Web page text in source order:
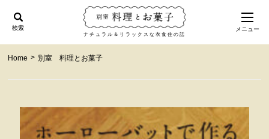
ナチュラル＆リラックスな衣食住の話
検索 メニュー
Home > 別室 料理とお菓子